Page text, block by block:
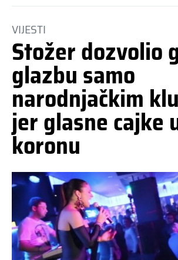
VIJESTI
Stožer dozvolio
glazbu samo
narodnjačkim
jer glasne cajke
koronu